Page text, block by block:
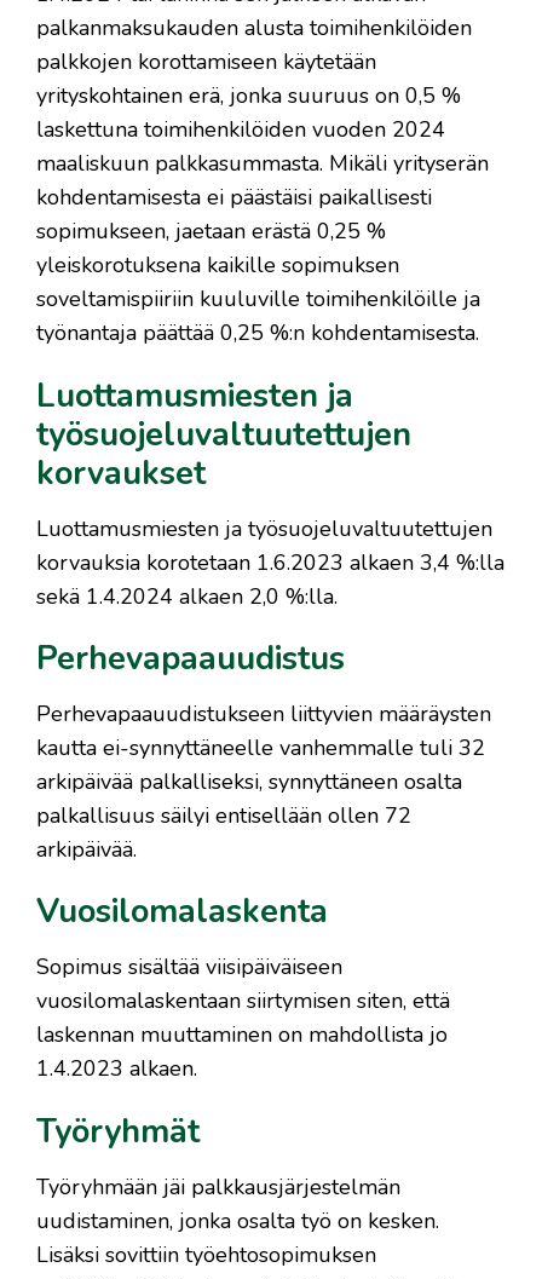
palkanmaksukauden alusta toimihenkilöiden
palkkojen korottamiseen käytetään
yrityskohtainen erä, jonka suuruus on 0,5 %
laskettuna toimihenkilöiden vuoden 2024
maaliskuun palkkasummasta. Mikäli yrityserän
kohdentamisesta ei päästäisi paikallisesti
sopimukseen, jaetaan erästä 0,25 %
yleiskorotuksena kaikille sopimuksen
soveltamispiiriin kuuluville toimihenkilöille ja
työnantaja päättää 0,25 %:n kohdentamisesta.
Luottamusmiesten ja
työsuojeluvaltuutettujen
korvaukset
Luottamusmiesten ja työsuojeluvaltuutettujen
korvauksia korotetaan 1.6.2023 alkaen 3,4 %:lla
sekä 1.4.2024 alkaen 2,0 %:lla.
Perhevapaauudistus
Perhevapaauudistukseen liittyvien määräysten
kautta ei-synnyttäneelle vanhemmalle tuli 32
arkipäivää palkalliseksi, synnyttäneen osalta
palkallisuus säilyi entisellään ollen 72
arkipäivää.
Vuosilomalaskenta
Sopimus sisältää viisipäiväiseen
vuosilomalaskentaan siirtymisen siten, että
laskennan muuttaminen on mahdollista jo
1.4.2023 alkaen.
Työryhmät
Työryhmään jäi palkkausjärjestelmän
uudistaminen, jonka osalta työ on kesken.
Lisäksi sovittiin työehtosopimuksen